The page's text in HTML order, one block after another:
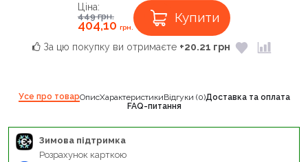
Ціна:
449грн.
404,10 грн.
Купити
За цю покупку ви отримаєте +20.21 грн
Усе про товарОписХарактеристикиВідгуки (0)Доставка та оплата
FAQ-питання
Зимова підтримка
Розрахунок карткою